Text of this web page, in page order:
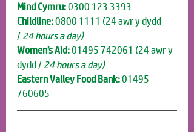
Mind Cymru: 0300 123 3393
Childline: 0800 1111 (24 awr y dydd
/ 24 hours a day)
Women’s Aid: 01495 742061 (24 awr y
dydd / 24 hours a day)
Eastern Valley Food Bank: 01495
760605